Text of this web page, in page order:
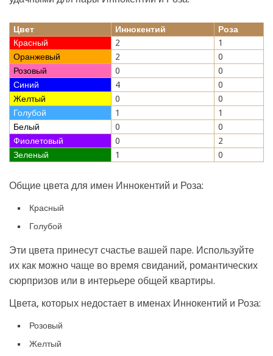
Цвет Иннокентий
Роза
Красный
2
1
Оранжевый
2
0
Розовый
0
0
Синий
4
0
Желтый
0
0
Голубой
1
1
Белый
0
0
Фиолетовый
0
2
Зеленый
1 0
Общие цвета для имен Иннокентий и Роза:
Красный
Голубой
Эти цвета принесут счастье вашей паре. Используйте
их как можно чаще во время свиданий, романтических
сюрпризов или в интерьере общей квартиры.
Цвета, которых недостает в именах Иннокентий и Роза:
Розовый
Желтый